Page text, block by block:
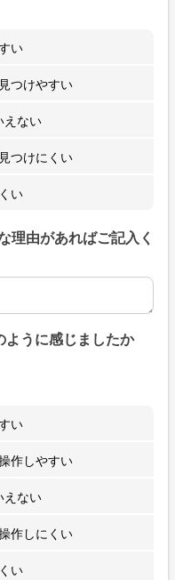
い
つけやすい
えない
つけにくい
い
理由があればご記入く
理由があればご記入くだ
うに感じましたか
い
作しやすい
えない
作しにくい
い